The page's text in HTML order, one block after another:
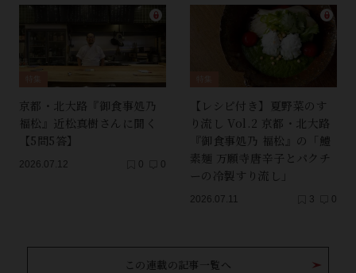
京都・北大路『御食事処乃
福松』近松真樹さんに聞く
【5問5答】
2026.07.12 0 0
【レシピ付き】夏野菜のす
り流し Vol.2 京都・北大路
『御食事処乃 福松』の「鱧
素麺 万願寺唐辛子とパクチ
ーの冷製すり流し」
2026.07.11 3 0
この連載の記事一覧へ